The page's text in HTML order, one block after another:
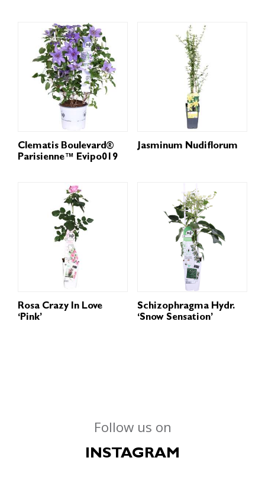
Clematis Boulevard®
Parisienne™ Evipo019
Jasminum Nudiflorum
Rosa Crazy In Love
‘Pink’
Schizophragma Hydr.
‘Snow Sensation’
Follow us on
INSTAGRAM